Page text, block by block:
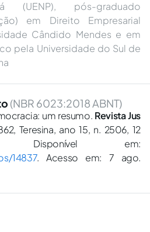
(UENP), pós-graduado
em Direito Empresarial
Cândido Mendes e em
pela Universidade do Sul de
(NBR 6023:2018 ABNT)
um resumo. Revista Jus
Teresina, ano 15, n. 2506, 12
em:
14837. Acesso em: 7 ago.